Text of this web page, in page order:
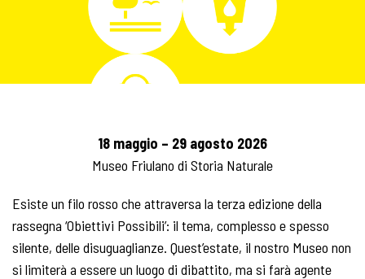
18 maggio – 29 agosto 2026
Museo Friulano di Storia Naturale
Esiste un filo rosso che attraversa la terza edizione della
rassegna ‘Obiettivi Possibili’: il tema, complesso e spesso
silente, delle disuguaglianze. Quest’estate, il nostro Museo non
si limiterà a essere un luogo di dibattito, ma si farà agente